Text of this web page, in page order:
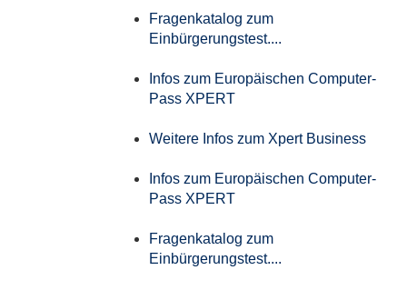
Fragenkatalog zum
Einbürgerungstest....
Infos zum Europäischen Computer-
Pass XPERT
Weitere Infos zum Xpert Business
Infos zum Europäischen Computer-
Pass XPERT
Fragenkatalog zum
Einbürgerungstest....